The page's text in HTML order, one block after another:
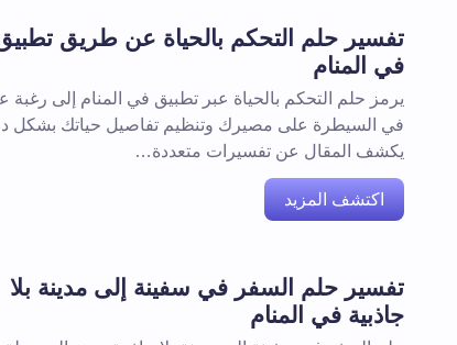
تفسير حلم التحكم بالحياة عن طريق
في المنام
يرمز حلم التحكم بالحياة عبر تطبيق في المنام إلى رغبة
في السيطرة على مصيرك وتنظيم تفاصيل حياتك بشكل
يكشف المقال عن تفسيرات متعددة…
اكتشف المزيد
تفسير حلم السفر في سفينة إلى مدينة بلا
جاذبية في المنام